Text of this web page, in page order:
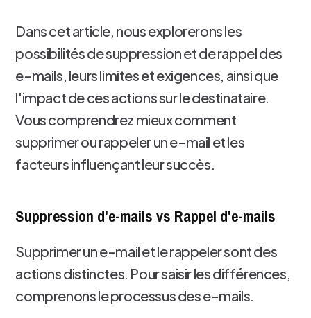
Dans cet article, nous explorerons les
possibilités de suppression et de rappel des
e-mails, leurs limites et exigences, ainsi que
l'impact de ces actions sur le destinataire.
Vous comprendrez mieux comment
supprimer ou rappeler un e-mail et les
facteurs influençant leur succès.
Suppression d'e-mails vs Rappel d'e-mails
Supprimer un e-mail et le rappeler sont des
actions distinctes. Pour saisir les différences,
comprenons le processus des e-mails.